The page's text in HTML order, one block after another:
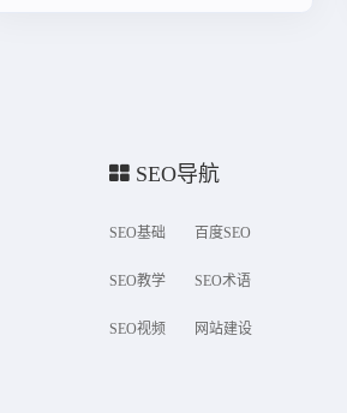
SEO导航
SEO基础 百度SEO
SEO教学 SEO术语
SEO视频 网站建设